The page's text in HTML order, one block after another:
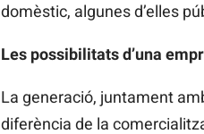
domèstic, algunes d’elles
Les possibilitats d’una
La generació, juntament
diferència de la